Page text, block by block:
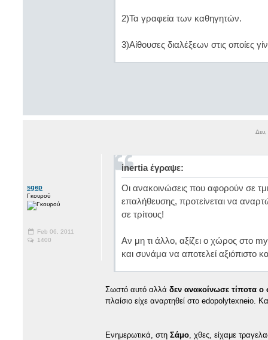
2)Τα γραφεία των καθηγητών.
3)Αίθουσες διαλέξεων στις οποίες
sgep
Γκουρού
Feb 06, 2011
1400
inertia έγραψε:
Οι ανακοινώσεις που αφορούν σε
επαλήθευσης, προτείνεται να
σε τρίτους!
Αν μη τι άλλο, αξίζει ο χώρος στο
και συνάμα να αποτελεί αξιόπιστο
Σωστό αυτό αλλά δεν ανακοίνωσε τίποτα ο
πλαίσιο είχε αναρτηθεί στο edopolytexneio.
Ενημερωτικά, στη Σάμο , χθες, είχαμε